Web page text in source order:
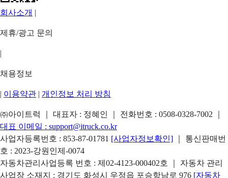
회사소개 |
제휴/광고 문의
|
채용정보
| 이용약관 | 개인정보 처리 방침
㈜아이트럭 ｜ 대표자 : 정혜인 ｜ 전화번호 : 0508-0328-7002
대표 이메일 : support@itruck.co.kr
사업자등록번호 : 853-87-01781 [사업자정보확인]
｜ 통신판매번
호 : 2023-강원인제-0074
자동차관리사업등록 번호 : 제02-4123-000402호 ｜ 자동차 관리
사업장 소재지 : 경기도 화성시 우정읍 포승항남로 976 [자동차